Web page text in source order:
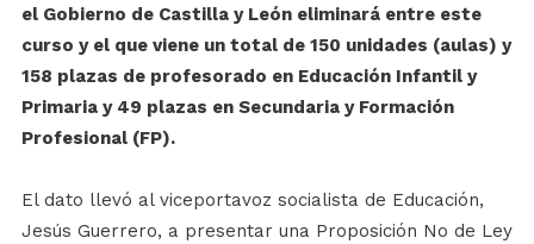
el Gobierno de Castilla y León eliminará entre este
curso y el que viene un total de 150 unidades (aulas) y
158 plazas de profesorado en Educación Infantil y
Primaria y 49 plazas en Secundaria y Formación
Profesional (FP).
El dato llevó al viceportavoz socialista de Educación,
Jesús Guerrero, a presentar una Proposición No de Ley